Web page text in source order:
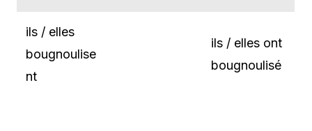
ils / elles
bougnoulise
nt
ils / elles ont
bougnoulisé